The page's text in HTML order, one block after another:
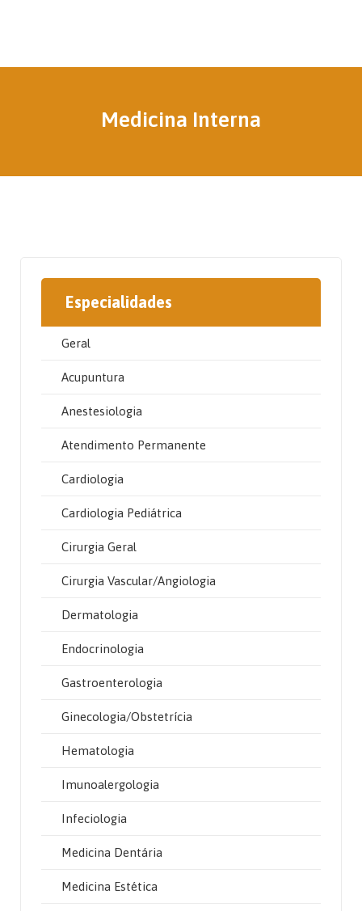
Medicina Interna
Especialidades
Geral
Acupuntura
Anestesiologia
Atendimento Permanente
Cardiologia
Cardiologia Pediátrica
Cirurgia Geral
Cirurgia Vascular/Angiologia
Dermatologia
Endocrinologia
Gastroenterologia
Ginecologia/Obstetrícia
Hematologia
Imunoalergologia
Infeciologia
Medicina Dentária
Medicina Estética